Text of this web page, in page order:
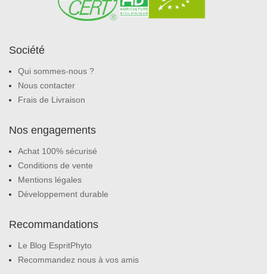
Société
Qui sommes-nous ?
Nous contacter
Frais de Livraison
Nos engagements
Achat 100% sécurisé
Conditions de vente
Mentions légales
Développement durable
Recommandations
Le Blog EspritPhyto
Recommandez nous à vos amis